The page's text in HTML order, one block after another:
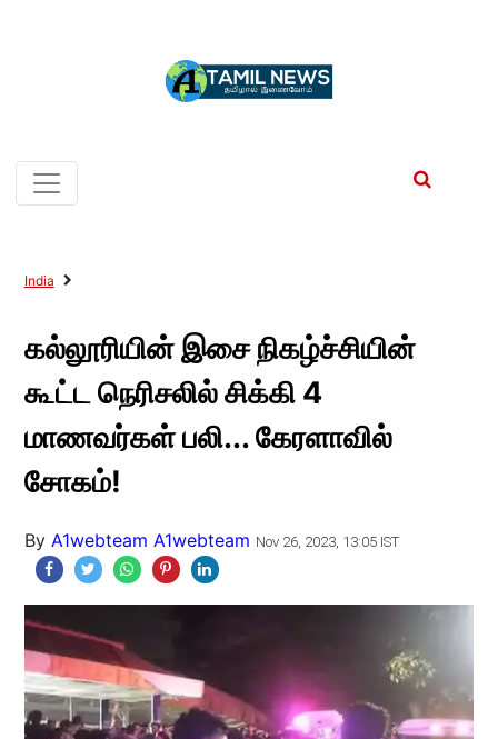
India
கல்லூரியின் இசை நிகழ்ச்சியின்
கூட்ட நெரிசலில் சிக்கி 4
மாணவர்கள் பலி... கேரளாவில்
சோகம்!
By A1webteam A1webteam Nov 26, 2023, 13:05 IST